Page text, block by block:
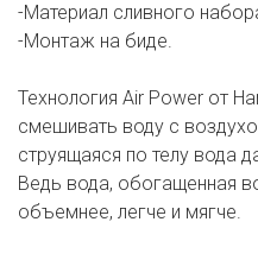
-Материал сливного
-Монтаж на биде.
Технология Air Power от
смешивать воду с
струящаяся по телу вода
Ведь вода, обогащенная
объемнее, легче и мягче.